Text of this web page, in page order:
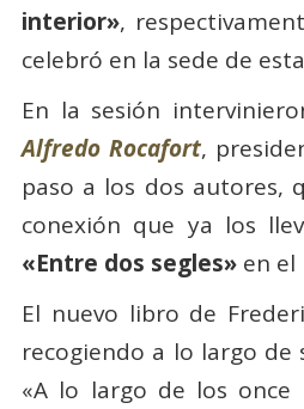
interior»,
celebró en la sede de
En la sesión
Alfredo Rocafort,
paso a los dos autores,
conexión que ya los
«Entre dos segles» en el
El nuevo libro de
recogiendo a lo largo
«A lo largo de los once